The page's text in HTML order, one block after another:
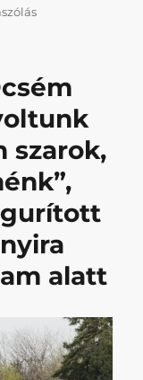
Napikispest
bejegyzéshez
szarok,
gurított
alatt